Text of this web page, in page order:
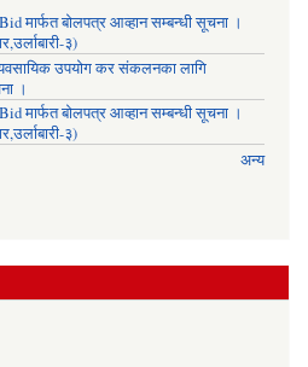
मार्फत बोलपत्र आव्हान सम्बन्धी सूचना ।
३)
उपयोग कर संकलनका लागि
।
मार्फत बोलपत्र आव्हान सम्बन्धी सूचना ।
३)
अन्य